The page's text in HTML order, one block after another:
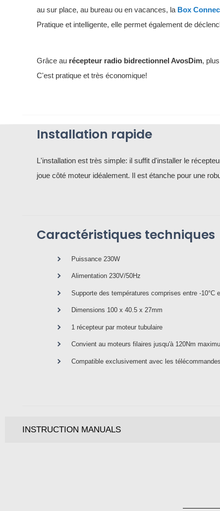
au sur place, au bureau ou en vacances, la Box
Pratique et intelligente, elle permet également de
Grâce au récepteur radio bidrectionnel AvosDim,
C'est pratique et très économique!
Installation rapide
L'installation est très simple: il suffit d'installer le
joue côté moteur idéalement. Il est étanche pour une
Caractéristiques techniques
Puissance 230W
Alimentation 230V/50Hz
Supporte des températures comprises entre -10°C
Dimensions 100 x 40.5 x 27mm
1 récepteur par moteur tubulaire
Convient au moteurs filaires jusqu'à 120Nm
Compatible exclusivement avec les
INSTRUCTION MANUALS